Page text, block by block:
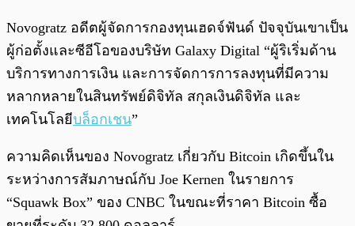
Novogratz อดีตผู้จัดการกองทุนเฮดจ์ฟันด์ ปัจจุบันเขาเป็น
ผู้ก่อตั้งและซีอีโอของบริษัท Galaxy Digital “ผู้ริเริ่มด้าน
บริการทางการเงิน และการจัดการการลงทุนที่มีความ
หลากหลายในสินทรัพย์ดิจิทัล สกุลเงินดิจิทัล และ
เทคโนโลยีบล็อกเชน”
ความคิดเห็นของ Novogratz เกี่ยวกับ Bitcoin เกิดขึ้นใน
ระหว่างการสัมภาษณ์กับ Joe Kernen ในรายการ
“Squawk Box” ของ CNBC ในขณะที่ราคา Bitcoin ซื้อ